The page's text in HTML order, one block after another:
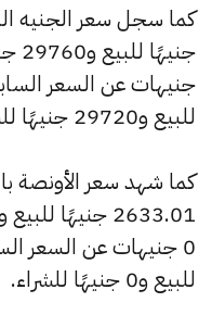
للبيع و29720 جنيهًا للشراء.
كما شهد سعر الأونصة
للبيع و0 جنيهًا للشراء.